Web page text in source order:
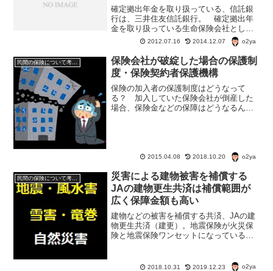
確定拠出年金を取り扱っている、信託銀
行は、三井住友信託銀行。 確定拠出年
金を取り扱っている生命保険会社として
は、↓確定拠出年金を取り扱っている保険
会社・ソニー生命保険 0120-104-283・第
一生命保険 0120-838-401 （PH...
2012.07.16 2014.12.07 o2ya
民間の保険について考える
保険会社が破綻した場合の保護制
度・保険契約者保護機構
保険の加入者の保護制度はどうなって
る？ 加入していた保険会社が倒産した
場合、保険金などの保障はどうなるんだ
2015.04.08 2018.10.20 o2ya
災害による建物被害を補償する
JAの建物更生共済は補償範囲が
広く保障金額も高い
建物などの被害を補償する共済、JAの建
物更生共済（建更）。地震保険が火災保
険と地震保険ワンセットになっているの
のための共済だが、サラリーマンでも自
2018.10.31 2019.12.23 o2ya